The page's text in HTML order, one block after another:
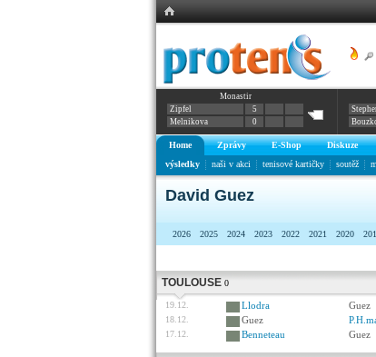
Monastir
Zipfel
5
Melnikova
0
Home Zprávy E-Shop Diskuze
výsledky
naši v akci tenisové kartičky soutěž
David Guez
2026 2025 2024 2023 2022 2021 2020
TOULOUSE 0
19.12. Llodra Guez
18.12. Guez
17.12. Benneteau Guez